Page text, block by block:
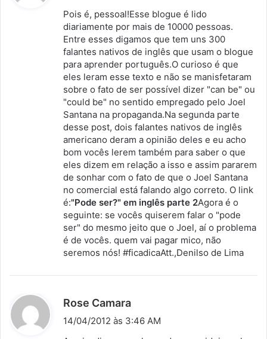
s
e
:
Pois é, pessoal!Esse blogue é lido
diariamente por mais de 10000 pessoas.
Entre esses digamos que tem uns 300
falantes nativos de inglês que usam o blogue
para aprender português.O curioso é que
eles leram esse texto e não se manisfetaram
sobre o fato de ser possível dizer "can be" ou
"could be" no sentido empregado pelo Joel
Santana na propaganda.Na segunda parte
desse post, dois falantes nativos de inglês
americano deram a opinião deles e eu acho
bom vocês lerem também para saber o que
eles dizem em relação a isso e assim pararem
de sonhar com o fato de que o Joel Santana
no comercial está falando algo correto. O link
é:"Pode ser?" em inglês parte 2Agora é o
seguinte: se vocês quiserem falar o "pode
ser" do mesmo jeito que o Joel, aí o problema
é de vocês. quem vai pagar mico, não
seremos nós! #ficadicaAtt.,Denilso de Lima
Rose Camara
i
14/04/2012 às 3:46 AM